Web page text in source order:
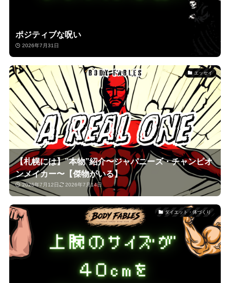
ポジティブな呪い
2026年7月31日
エッセイ
【札幌には】”本物”紹介〜ジャパニーズ・チャンピオ
ンメイカー〜【傑物がいる】
2026年7月12日 2026年7月14日
ダイエット・体づくり